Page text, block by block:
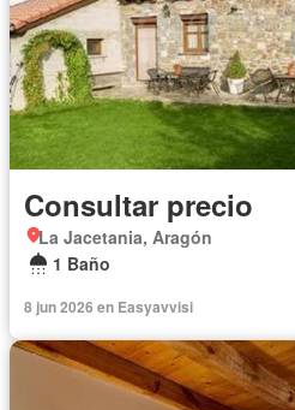
Consultar precio
La Jacetania, Aragón
1 Baño
8 jun 2026 en Easyavvisi